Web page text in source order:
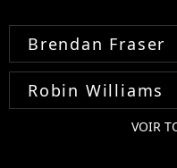
Brendan Fraser
Robin Williams
VOIR